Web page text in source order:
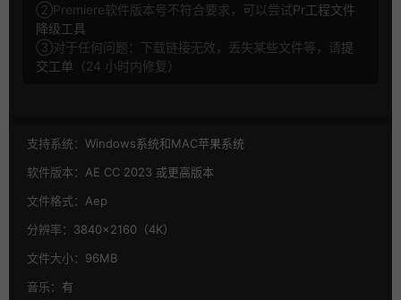
②Premiere软件版本号不符合要求，可以尝试Pr工程文件
降级工具
③对于任何问题：下载链接无效，丢失某些文件等，请提
交工单 （24 小时内修复）
支持系统： Windows系统和MAC苹果系统
软件版本： AE CC 2023 或更高版本
文件格式： Aep
分辨率： 3840×2160（4K）
文件大小： 96MB
音乐： 有